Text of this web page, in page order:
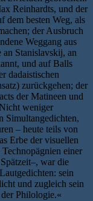
Reinhardts, und der
dem besten Weg, als
der Ausbruch
Weggang aus
an Stanislavskij, an
und auf Balls
dadaistischen
zurückgehen; der
der Matineen und
weniger
Simultangedichten,
– heute teils von
Erbe der visuellen
einer
war die
sein
und zugleich sein
Philologie.«